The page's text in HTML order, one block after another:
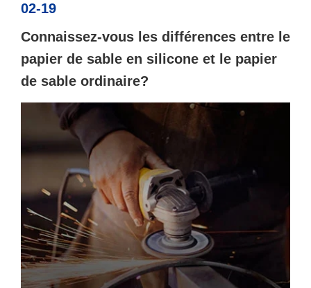
02-19
Connaissez-vous les différences entre le
papier de sable en silicone et le papier
de sable ordinaire?